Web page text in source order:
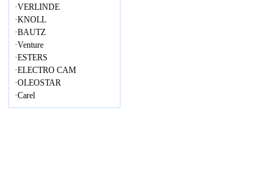
·VERLINDE
·KNOLL
·BAUTZ
·Venture
·ESTERS
·ELECTRO CAM
·OLEOSTAR
·Carel